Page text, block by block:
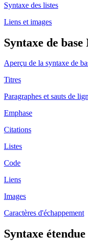
Syntaxe des listes
Liens et images
Syntaxe de
Aperçu de la syntaxe de
Titres
Paragraphes et sauts de
Emphase
Citations
Listes
Code
Liens
Images
Caractères d'échappement
Syntaxe